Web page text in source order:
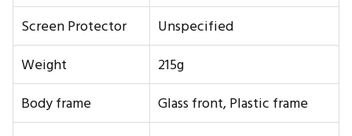
Screen Protector
Unspecified
Weight
215g
Body frame
Glass front, Plastic frame